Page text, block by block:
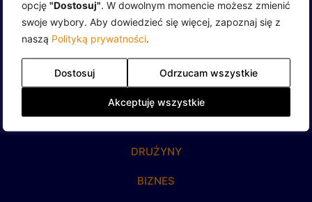
opcję "Dostosuj". W dowolnym momencie możesz zmienić
swoje wybory. Aby dowiedzieć się więcej, zapoznaj się z
naszą Polityką prywatności.
Dostosuj Odrzucam wszystkie
Akceptuję wszystkie
DRUŻYNY
BIZNES